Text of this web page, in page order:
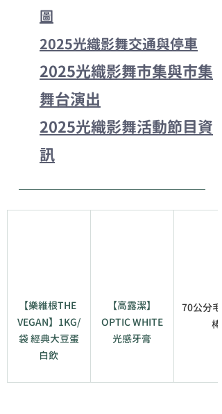
圖
2025光織影舞交通與停車
2025光織影舞市集與市集
舞台演出
2025光織影舞活動節目資
訊
【樂維根THE
VEGAN】1KG/
袋 經典大豆蛋
白飲
【高露潔】
OPTIC WHITE
光感牙膏
70公分毛
棒